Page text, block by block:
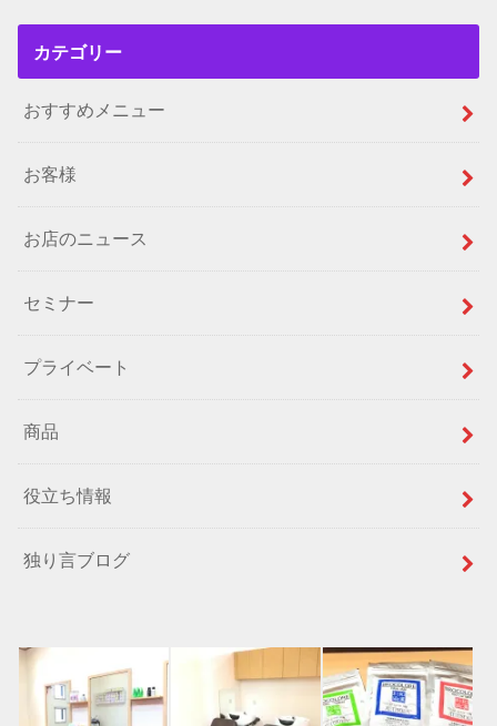
カテゴリー
おすすめメニュー
お客様
お店のニュース
セミナー
プライベート
商品
役立ち情報
独り言ブログ